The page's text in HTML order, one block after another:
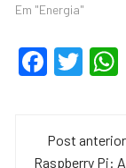
Em "Energia"
F
e
T
er s
Post anterior
Raspberry Pi: